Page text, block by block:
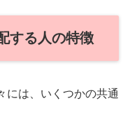
する人の特徴
には、いくつかの共通